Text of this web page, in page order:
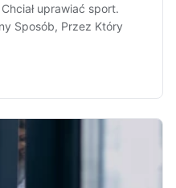
uprawiać sport.
Sposób, Przez Który